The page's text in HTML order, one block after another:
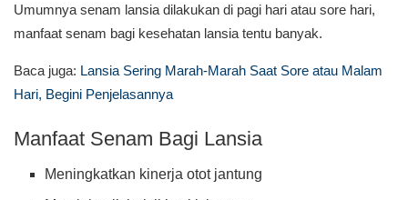
Umumnya senam lansia dilakukan di pagi hari atau sore hari,
manfaat senam bagi kesehatan lansia tentu banyak.
Baca juga: Lansia Sering Marah-Marah Saat Sore atau Malam
Hari, Begini Penjelasannya
Manfaat Senam Bagi Lansia
Meningkatkan kinerja otot jantung